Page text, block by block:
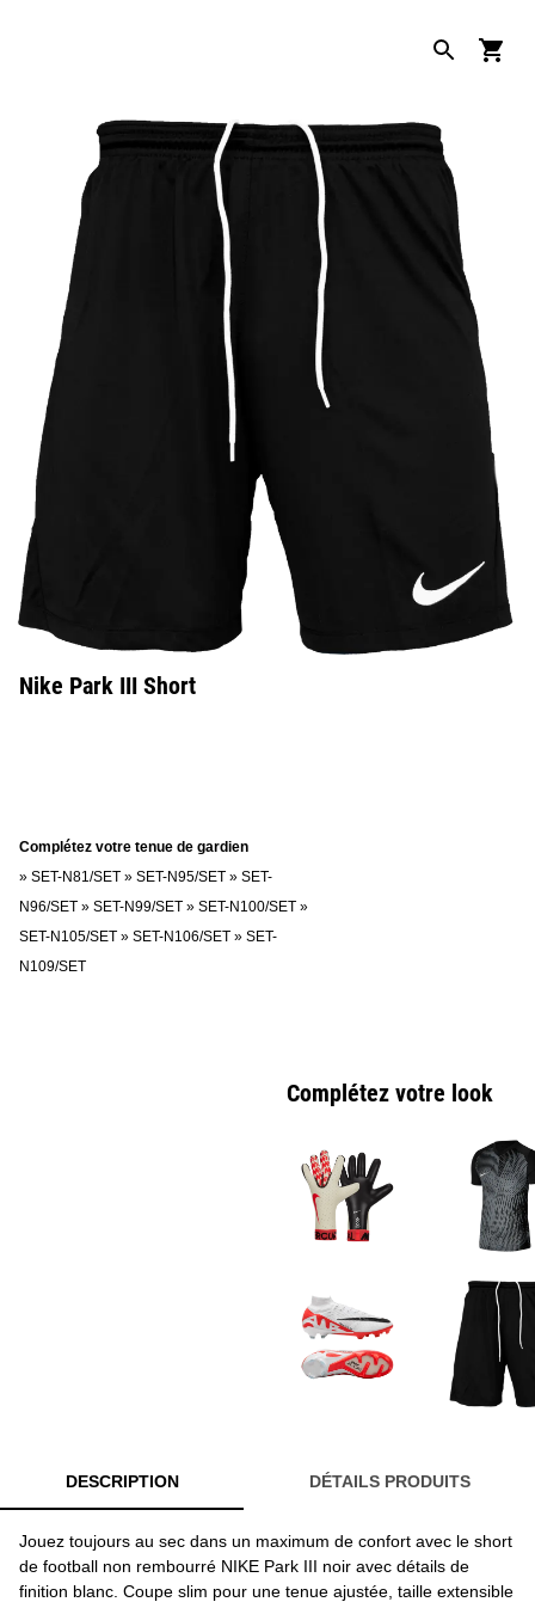
Nike Park III Short
Complétez votre tenue de gardien
» SET-N81/SET » SET-N95/SET » SET-
N96/SET » SET-N99/SET » SET-N100/SET »
SET-N105/SET » SET-N106/SET » SET-
N109/SET
Complétez votre look
DESCRIPTION DÉTAILS PRODUITS
Jouez toujours au sec dans un maximum de confort avec le short
de football non rembourré NIKE Park III noir avec détails de
finition blanc. Coupe slim pour une tenue ajustée, taille extensible